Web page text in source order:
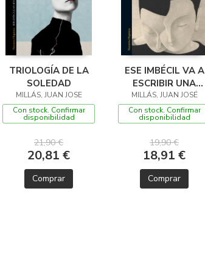
TRIOLOGÍA DE LA
SOLEDAD
MILLÁS, JUAN JOSE
Con stock. Confirmar
disponibilidad
21,90 €
20,81 €
Comprar
ESE IMBÉCIL VA A
ESCRIBIR UNA
NOVELA
MILLÁS, JUAN JOSÉ
Con stock. Confirmar
disponibilidad
19,90 €
18,91 €
Comprar